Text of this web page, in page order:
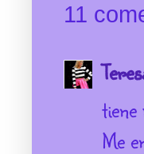
11
tiene
Me